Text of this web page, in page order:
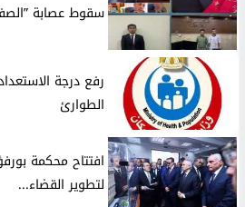
سقوط عصابة
​رفع درجة
الطوارئ
افتتاح محكمة
لتطوير القضاء...